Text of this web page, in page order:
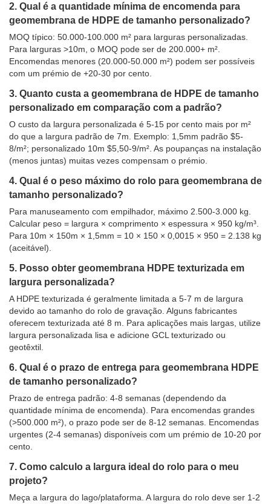
2. Qual é a quantidade mínima de encomenda para
geomembrana de HDPE de tamanho personalizado?
MOQ típico: 50.000-100.000 m² para larguras personalizadas.
Para larguras >10m, o MOQ pode ser de 200.000+ m².
Encomendas menores (20.000-50.000 m²) podem ser possíveis
com um prémio de +20-30 por cento.
3. Quanto custa a geomembrana de HDPE de tamanho
personalizado em comparação com a padrão?
O custo da largura personalizada é 5-15 por cento mais por m²
do que a largura padrão de 7m. Exemplo: 1,5mm padrão $5-
8/m²; personalizado 10m $5,50-9/m². As poupanças na instalação
(menos juntas) muitas vezes compensam o prémio.
4. Qual é o peso máximo do rolo para geomembrana de
tamanho personalizado?
Para manuseamento com empilhador, máximo 2.500-3.000 kg.
Calcular peso = largura × comprimento × espessura × 950 kg/m³.
Para 10m × 150m × 1,5mm = 10 × 150 × 0,0015 × 950 = 2.138 kg
(aceitável).
5. Posso obter geomembrana HDPE texturizada em
largura personalizada?
A HDPE texturizada é geralmente limitada a 5-7 m de largura
devido ao tamanho do rolo de gravação. Alguns fabricantes
oferecem texturizada até 8 m. Para aplicações mais largas, utilize
largura personalizada lisa e adicione GCL texturizado ou
geotêxtil.
6. Qual é o prazo de entrega para geomembrana HDPE
de tamanho personalizado?
Prazo de entrega padrão: 4-8 semanas (dependendo da
quantidade mínima de encomenda). Para encomendas grandes
(>500.000 m²), o prazo pode ser de 8-12 semanas. Encomendas
urgentes (2-4 semanas) disponíveis com um prémio de 10-20 por
cento.
7. Como calculo a largura ideal do rolo para o meu
projeto?
Meça a largura do lago/plataforma. A largura do rolo deve ser 1-2